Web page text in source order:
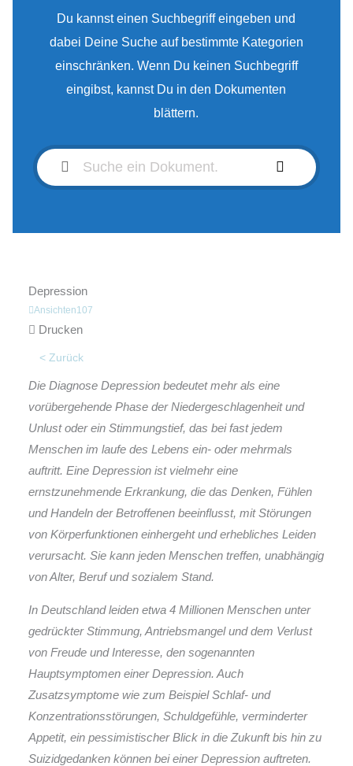
Du kannst einen Suchbegriff eingeben und
dabei Deine Suche auf bestimmte Kategorien
einschränken. Wenn Du keinen Suchbegriff
eingibst, kannst Du in den Dokumenten
blättern.
Depression
Ansichten107
Drucken
< Zurück
Die Diagnose Depression bedeutet mehr als eine
vorübergehende Phase der Niedergeschlagenheit und
Unlust oder ein Stimmungstief, das bei fast jedem
Menschen im laufe des Lebens ein- oder mehrmals
auftritt. Eine Depression ist vielmehr eine
ernstzunehmende Erkrankung, die das Denken, Fühlen
und Handeln der Betroffenen beeinflusst, mit Störungen
von Körperfunktionen einhergeht und erhebliches Leiden
verursacht. Sie kann jeden Menschen treffen, unabhängig
von Alter, Beruf und sozialem Stand.
In Deutschland leiden etwa 4 Millionen Menschen unter
gedrückter Stimmung, Antriebsmangel und dem Verlust
von Freude und Interesse, den sogenannten
Hauptsymptomen einer Depression. Auch
Zusatzsymptome wie zum Beispiel Schlaf- und
Konzentrationsstörungen, Schuldgefühle, verminderter
Appetit, ein pessimistischer Blick in die Zukunft bis hin zu
Suizidgedanken können bei einer Depression auftreten.